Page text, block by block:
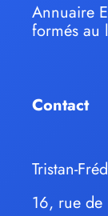
Annuaire
formés au
Contact
Tristan-
16, rue de